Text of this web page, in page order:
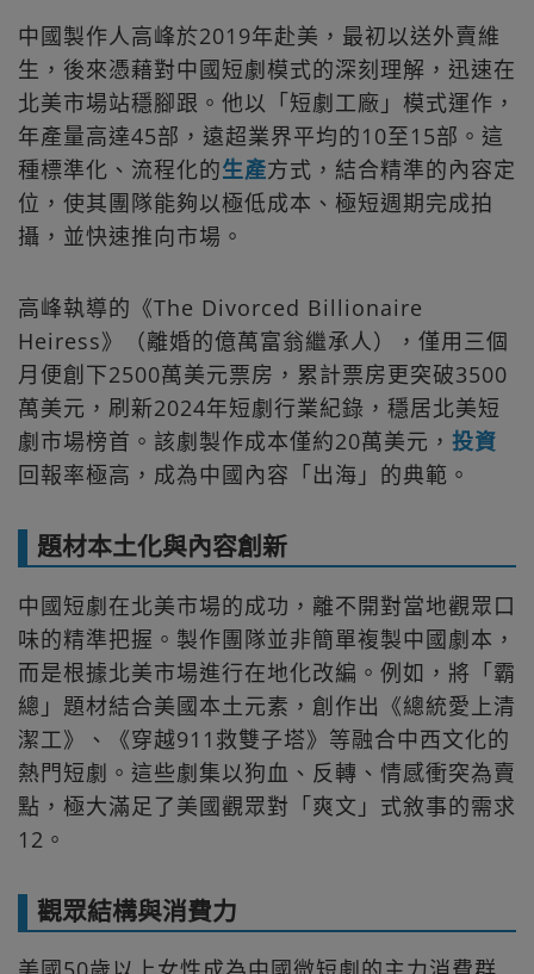
中國製作人高峰於2019年赴美，最初以送外賣維
生，後來憑藉對中國短劇模式的深刻理解，迅速在
北美市場站穩腳跟。他以「短劇工廠」模式運作，
年產量高達45部，遠超業界平均的10至15部。這
種標準化、流程化的生產方式，結合精準的內容定
位，使其團隊能夠以極低成本、極短週期完成拍
攝，並快速推向市場。
高峰執導的《The Divorced Billionaire
Heiress》（離婚的億萬富翁繼承人），僅用三個
月便創下2500萬美元票房，累計票房更突破3500
萬美元，刷新2024年短劇行業紀錄，穩居北美短
劇市場榜首。該劇製作成本僅約20萬美元， 投資
回報率極高，成為中國內容「出海」的典範。
題材本土化與內容創新
中國短劇在北美市場的成功，離不開對當地觀眾口
味的精準把握。製作團隊並非簡單複製中國劇本，
而是根據北美市場進行在地化改編。例如，將「霸
總」題材結合美國本土元素，創作出《總統愛上清
潔工》、《穿越911救雙子塔》等融合中西文化的
熱門短劇。這些劇集以狗血、反轉、情感衝突為賣
點，極大滿足了美國觀眾對「爽文」式敘事的需求
12。
觀眾結構與消費力